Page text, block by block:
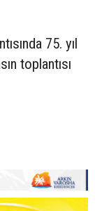
75. yıl
toplantısı